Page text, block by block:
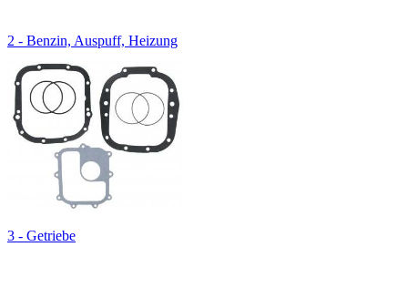
2 - Benzin, Auspuff, Heizung
3 - Getriebe